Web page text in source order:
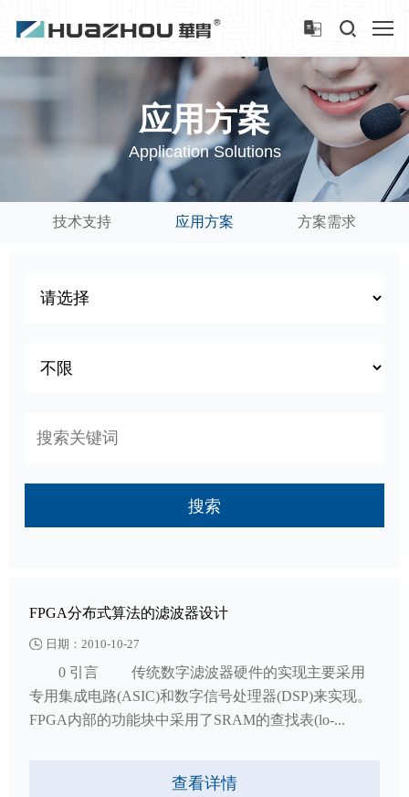
应用方案
Application Solutions
技术支持 应用方案 方案需求
搜索
FPGA分布式算法的滤波器设计
日期：2010-10-27
0 引言 传统数字滤波器硬件的实现主要采用
专用集成电路(ASIC)和数字信号处理器(DSP)来实现。
FPGA内部的功能块中采用了SRAM的查找表(lo-...
查看详情